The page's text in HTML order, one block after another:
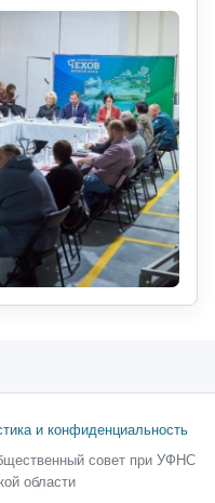
и конфиденциальность
совет при УФНС
области